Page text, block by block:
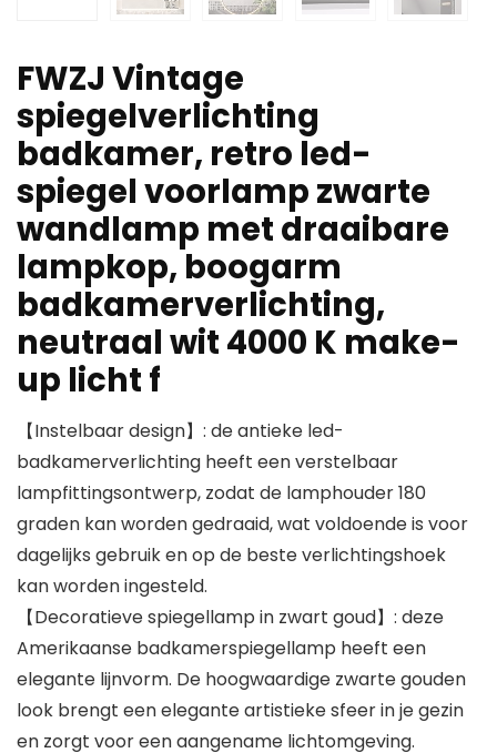
FWZJ Vintage
spiegelverlichting
badkamer, retro led-
spiegel voorlamp zwarte
wandlamp met draaibare
lampkop, boogarm
badkamerverlichting,
neutraal wit 4000 K make-
up licht f
【Instelbaar design】: de antieke led-
badkamerverlichting heeft een verstelbaar
lampfittingsontwerp, zodat de lamphouder 180
graden kan worden gedraaid, wat voldoende is voor
dagelijks gebruik en op de beste verlichtingshoek
kan worden ingesteld.
【Decoratieve spiegellamp in zwart goud】: deze
Amerikaanse badkamerspiegellamp heeft een
elegante lijnvorm. De hoogwaardige zwarte gouden
look brengt een elegante artistieke sfeer in je gezin
en zorgt voor een aangename lichtomgeving.